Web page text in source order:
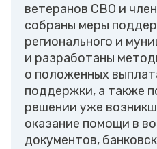
ветеранов СВО и
собраны меры
регионального и
и разработаны
о положенных
поддержки, а также
решении уже
оказание помощи в
документов,